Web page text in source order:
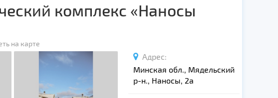
комплекс «Наносы
на карте
Адрес:
Минская обл., Мядельский
р-н., Наносы, 2а